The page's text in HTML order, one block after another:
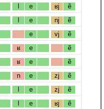
l e ʁj ẽ
l e nj ẽ
e vj ẽ
ʁ e ẽ
ʁ e ẽ
n e zj ẽ
l e zj ẽ
l e ʁj ẽ